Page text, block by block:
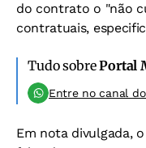
do contrato o "não
contratuais,
Tudo sobrePortal
Entre no canal
Em nota divulgada,